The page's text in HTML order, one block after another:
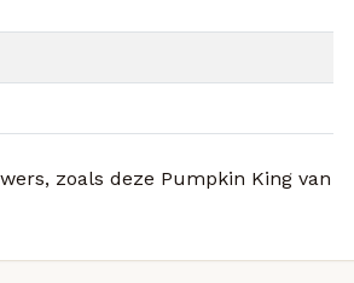
zoals deze Pumpkin King van